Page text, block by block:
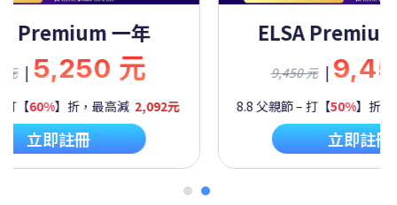
一年
元
】折，最高減2,092元
即註冊
ELSA Premium 終
9,450 元 |9,450
8.8 父親節 – 打【50% 】折，最高
立即註冊